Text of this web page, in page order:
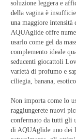
soluzione leggera e
della vagina è
una maggiore intensità
AQUAglide offre
usarlo come gel da
complemento ideale
seducenti giocattoli
varietà di profumo e
ciliegia, banana,
Non importa come lo
raggiungerete nuovi
confermato da tutti gli
di AQUAglide uno dei